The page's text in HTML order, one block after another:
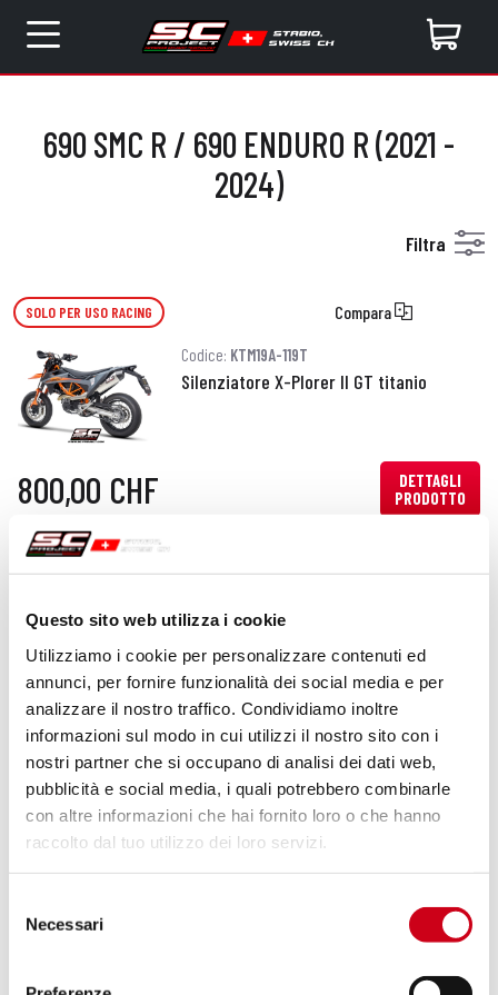
Questo sito web utilizza i cookie
Utilizziamo i cookie per personalizzare contenuti ed
annunci, per fornire funzionalità dei social media e per
analizzare il nostro traffico. Condividiamo inoltre
informazioni sul modo in cui utilizzi il nostro sito con i
nostri partner che si occupano di analisi dei dati web,
pubblicità e social media, i quali potrebbero combinarle
con altre informazioni che hai fornito loro o che hanno
raccolto dal tuo utilizzo dei loro servizi.
delNecessari
690 SMC R / 690 ENDURO R (2021 -
2024)
Filtra
SOLO PER USO RACING Compara
Codice: KTM19A-119T
Silenziatore X-Plorer II GT titanio
800,00 CHF
DETTAGLI
PRODOTTO